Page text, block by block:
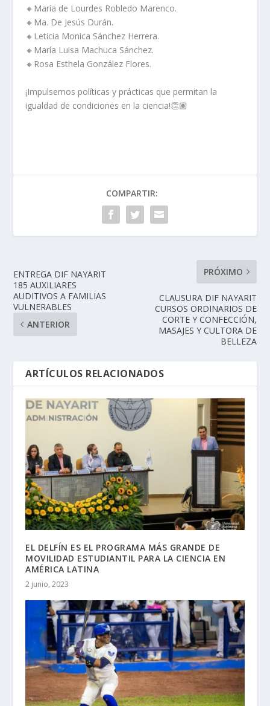
🔸María de Lourdes Robledo Marenco.
🔸Ma. De Jesús Durán.
🔸Leticia Monica Sánchez Herrera.
🔸María Luisa Machuca Sánchez.
🔸Rosa Esthela González Flores.
¡Impulsemos políticas y prácticas que permitan la
igualdad de condiciones en la ciencia!👏🏽
COMPARTIR:
ENTREGA DIF NAYARIT
185 AUXILIARES
AUDITIVOS A FAMILIAS
VULNERABLES
ANTERIOR
PRÓXIMO
CLAUSURA DIF NAYARIT
CURSOS ORDINARIOS DE
CORTE Y CONFECCIÓN,
MASAJES Y CULTORA DE
BELLEZA
ARTÍCULOS RELACIONADOS
EL DELFÍN ES EL PROGRAMA MÁS GRANDE DE
MOVILIDAD ESTUDIANTIL PARA LA CIENCIA EN
AMÉRICA LATINA
2 junio, 2023